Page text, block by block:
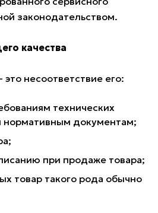
законодательством.
качества
это несоответствие его:
технических
нормативным документам;
при продаже товара;
товар такого рода обычно